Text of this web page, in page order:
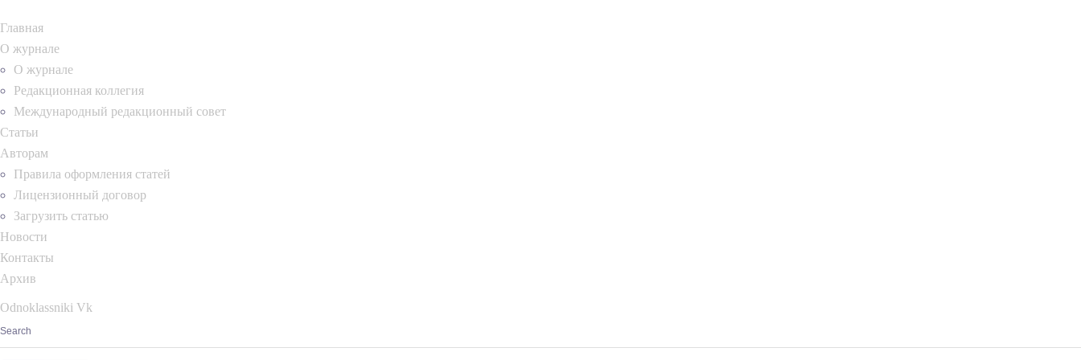
Главная
О журнале
О журнале
Редакционная коллегия
Международный редакционный совет
Статьи
Авторам
Правила оформления статей
Лицензионный договор
Загрузить статью
Новости
Контакты
Архив
Odnoklassniki Vk